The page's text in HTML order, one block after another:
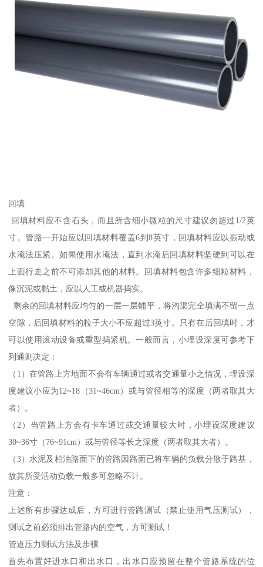
回填
回填材料应不含石头，而且所含细小微粒的尺寸建议勿超过1/2英
寸。管路一开始应以回填材料覆盖6到8英寸，回填材料应以振动或
水淹法压紧。如果使用水淹法，直到水淹后回填材料坚硬到可以在
上面行走之前不可添加其他的材料。回填材料包含许多细粒材料，
像沉泥或黏土，应以人工或机器捣实。
剩余的回填材料应均匀的一层一层铺平，将沟渠完全填满不留一点
空隙，后回填材料的粒子大小不应超过3英寸。只有在后回填时，才
可以使用滚动设备或重型捣紧机。一般而言，小埋设深度可参考下
列通则决定：
（1）在管路上方地面不会有车辆通过或者交通量小之情况，埋设深
度建议小应为12~18（31~46cm）或与管径相等的深度（两者取其大
者）。
（2）当管路上方会有卡车通过或交通量较大时，小埋设深度建议
30~36寸（76~91cm）或与管径等长之深度（两者取其大者）。
（3）水泥及柏油路面下的管路因路面已将车辆的负载分散于路基，
故其所受活动负载一般多可忽略不计。
注意：
上述所有步骤达成后，方可进行管路测试（禁止使用气压测试），
测试之前必须排出管路内的空气，方可测试！
管道压力测试方法及步骤
首先布置好进水口和出水口，出水口应预留在整个管路系统的位